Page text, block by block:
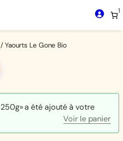
1
/ Yaourts Le Gone Bio
a été ajouté à votre
Voir le panier